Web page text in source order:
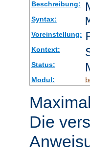
Beschreibung:
Syntax:
Voreinstellung:
Kontext:
Status:
Modul:
Die